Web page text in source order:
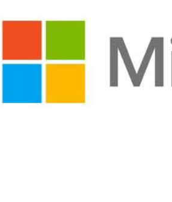
البلدين تشهد نموا متسارعا